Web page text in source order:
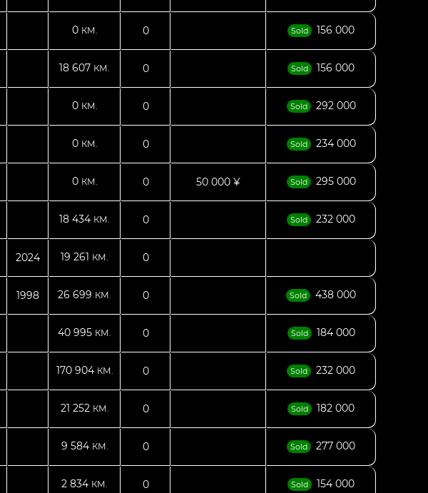
0 КМ. 0 Sold 156 000
18 607 КМ. 0 Sold 156 000
0 КМ. 0 Sold 292 000
0 КМ. 0 Sold 234 000
0 КМ. 0 50 000 ¥ Sold 295 000
18 434 КМ. 0 Sold 232 000
2024 19 261 КМ. 0
1998 26 699 КМ. 0 Sold 438 000
40 995 КМ. 0 Sold 184 000
170 904 КМ. 0 Sold 232 000
21 252 КМ. 0 Sold 182 000
9 584 КМ. 0 Sold 277 000
2 834 КМ. 0 Sold 154 000